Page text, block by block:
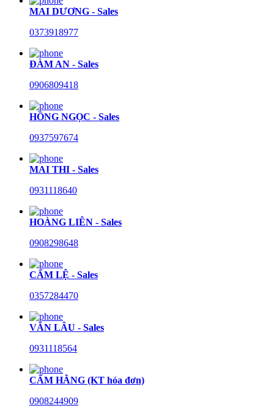
MAI DƯƠNG - Sales
0373918977
ĐÀM AN - Sales
0906809418
HỒNG NGỌC - Sales
0937597674
MAI THI - Sales
0931118640
HOÀNG LIÊN - Sales
0908298648
CẨM LỆ - Sales
0357284470
VĂN LÂU - Sales
0931118564
CẨM HẰNG (KT hóa đơn)
0908244909